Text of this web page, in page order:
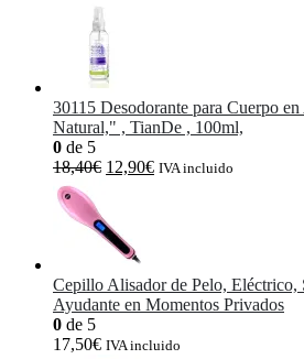
30115 Desodorante para Cuerpo
Natural," , TianDe , 100ml,
0 de 5
18,40€ El
era:
18,40€.
12,90€ElIVA incluido
Cepillo Alisador de Pelo,
Ayudante en Momentos Privados
0 de 5
17,50€ IVA incluido